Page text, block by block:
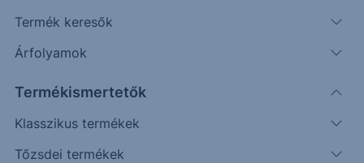
Termék keresők
Árfolyamok
Termékismertetők
Klasszikus termékek
Tőzsdei termékek
További információk kérése
Erste Market Pro belépés